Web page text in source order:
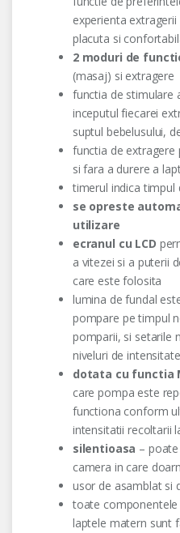
experienta
placuta si
2 moduri de
(masaj) si extragere
functia de stimulare
inceputul fiecarei
suptul bebelusului,
functia de extragere
si fara a durere a
timerul indica timpul
se opreste
utilizare
ecranul cu LCD
a vitezei si a puterii
care este folosita
lumina de fundal
pompare pe timpul
pomparii, si setarile
niveluri de
dotata cu functia
care pompa este
functiona conform
intensitatii recoltarii
silentioasa –
camera in care
usor de asamblat si
toate
laptele matern sunt